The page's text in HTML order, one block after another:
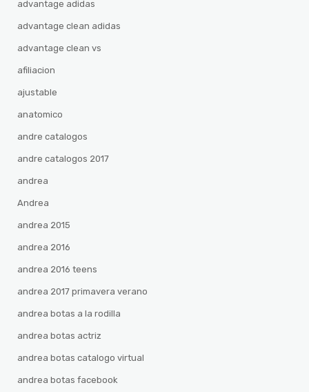
advantage adidas
advantage clean adidas
advantage clean vs
afiliacion
ajustable
anatomico
andre catalogos
andre catalogos 2017
andrea
Andrea
andrea 2015
andrea 2016
andrea 2016 teens
andrea 2017 primavera verano
andrea botas a la rodilla
andrea botas actriz
andrea botas catalogo virtual
andrea botas facebook